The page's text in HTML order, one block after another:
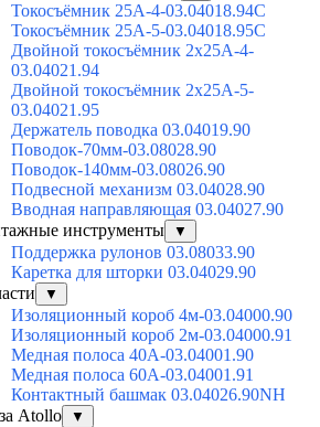
Токосъёмник 25А-4-03.04018.94C
Токосъёмник 25А-5-03.04018.95C
Двойной токосъёмник 2х25А-4-
03.04021.94
Двойной токосъёмник 2х25А-5-
03.04021.95
Держатель поводка 03.04019.90
Поводок-70мм-03.08028.90
Поводок-140мм-03.08026.90
Подвесной механизм 03.04028.90
Вводная направляющая 03.04027.90
инструменты
▼
Поддержка рулонов 03.08033.90
Каретка для шторки 03.04029.90
▼
Изоляционный короб 4м-03.04000.90
Изоляционный короб 2м-03.04000.91
Медная полоса 40А-03.04001.90
Медная полоса 60А-03.04001.91
Контактный башмак 03.04026.90NH
Atollo
▼